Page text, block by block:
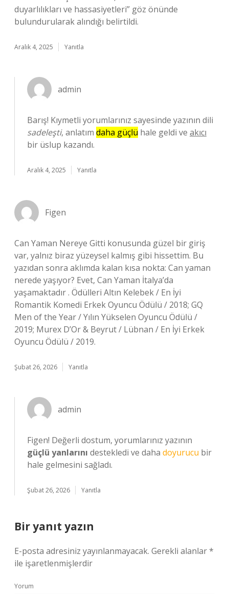
duyarlılıkları ve hassasiyetleri” göz önünde
bulundurularak alındığı belirtildi.
Aralık 4, 2025 Yanıtla
admin
Barış! Kıymetli yorumlarınız sayesinde yazının dili
sadeleşti, anlatım daha güçlü hale geldi ve akıcı
bir üslup kazandı.
Aralık 4, 2025 Yanıtla
Figen
Can Yaman Nereye Gitti konusunda güzel bir giriş
var, yalnız biraz yüzeysel kalmış gibi hissettim. Bu
yazıdan sonra aklımda kalan kısa nokta: Can yaman
nerede yaşıyor? Evet, Can Yaman İtalya’da
yaşamaktadır . Ödülleri Altın Kelebek / En İyi
Romantik Komedi Erkek Oyuncu Ödülü / 2018; GQ
Men of the Year / Yılın Yükselen Oyuncu Ödülü /
2019; Murex D’Or & Beyrut / Lübnan / En İyi Erkek
Oyuncu Ödülü / 2019.
Şubat 26, 2026 Yanıtla
admin
Figen! Değerli dostum, yorumlarınız yazının
güçlü yanlarını destekledi ve daha doyurucu bir
hale gelmesini sağladı.
Şubat 26, 2026 Yanıtla
Bir yanıt yazın
E-posta adresiniz yayınlanmayacak. Gerekli alanlar*
ile işaretlenmişlerdir
Yorum